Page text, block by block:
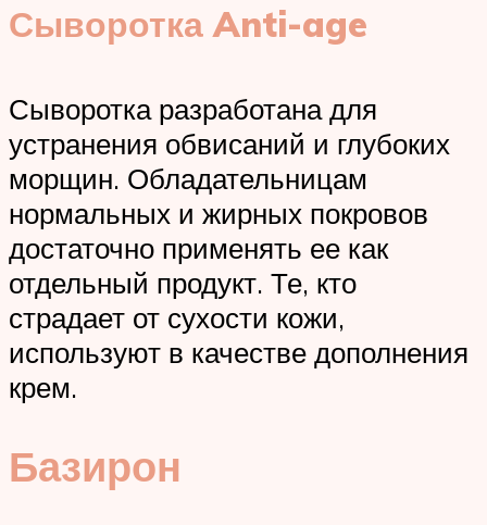
Сыворотка Anti-age
Сыворотка разработана для
устранения обвисаний и глубоких
морщин. Обладательницам
нормальных и жирных покровов
достаточно применять ее как
отдельный продукт. Те, кто
страдает от сухости кожи,
используют в качестве дополнения
крем.
Базирон